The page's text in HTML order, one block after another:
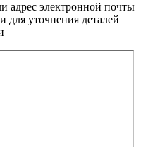
адрес электронной почты
для уточнения деталей